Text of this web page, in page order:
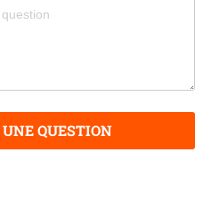
UNE QUESTION